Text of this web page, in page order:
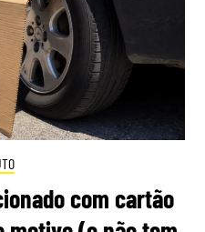
com cartão